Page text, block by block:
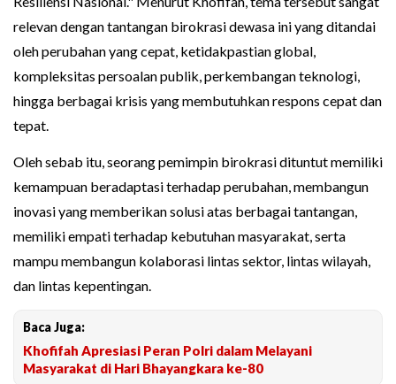
relevan dengan tantangan birokrasi dewasa ini yang ditandai
oleh perubahan yang cepat, ketidakpastian global,
kompleksitas persoalan publik, perkembangan teknologi,
hingga berbagai krisis yang membutuhkan respons cepat dan
tepat.
Oleh sebab itu, seorang pemimpin birokrasi dituntut memiliki
kemampuan beradaptasi terhadap perubahan, membangun
inovasi yang memberikan solusi atas berbagai tantangan,
memiliki empati terhadap kebutuhan masyarakat, serta
mampu membangun kolaborasi lintas sektor, lintas wilayah,
dan lintas kepentingan.
Baca Juga:
Khofifah Apresiasi Peran Polri dalam Melayani
Masyarakat di Hari Bhayangkara ke-80